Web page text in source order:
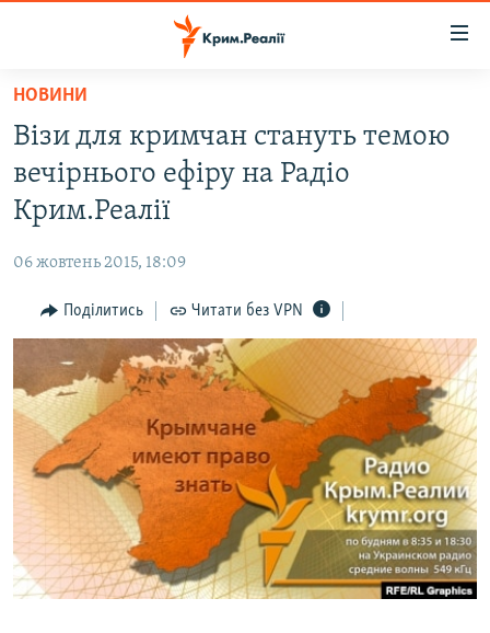
Перейти
основного
матеріалу
Перейти
до
основної
Перейти
до
пошуку
ВОДА.КРИМ
ВІДЕО ТА ФОТО
БЛОГИ
ПОГЛЯД
ІНТЕРВ'Ю
ВСЕ ЗА ДЕНЬ
СПЕЦПРОЕКТИ
ДЕПОРТАЦІЯ
ВІДЕОУРОКИ «ELIFBE»
СВІДЧЕННЯ ОКУПАЦІЇ
УКРАЇНСЬКА ПРОБЛЕМА КРИМУ
ЯК ОБІЙТИ БЛОКУВАННЯ
Русский
Qırımtatar
НОВИНИ
Візи для кримчан стануть темою
вечірнього ефіру на Радіо
Крим.Реалії
06 жовтень 2015, 18:09
Поділитись Читати без VPN